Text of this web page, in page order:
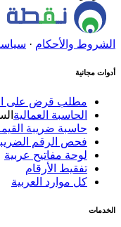
الشروط والأحكام·
أدوات مجانية
مطلب قرض على
الحاسبة العمالية
حاسبة ضريبة
فحص الرقم الضريبي
لوحة مفاتيح عربية
تفقيط الأرقام
كل موارد العربية
الخدمات